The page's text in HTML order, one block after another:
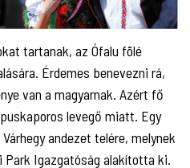
tartanak, az Ófalu fölé
Érdemes benevezni rá,
van a magyarnak. Azért fő
levegő miatt. Egy
andezet telére, melynek
Igazgatóság alakította ki.